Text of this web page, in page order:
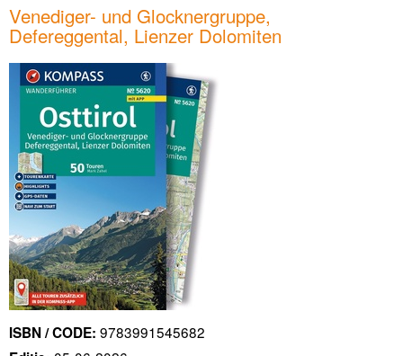
Venediger- und Glocknergruppe,
Defereggental, Lienzer Dolomiten
ISBN / CODE: 9783991545682